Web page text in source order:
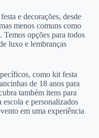
e decorações, desde
menos comuns como
Temos opções para todos
luxo e lembranças
como kit festa
de 18 anos para
também itens para
escola e personalizados
em uma experiência